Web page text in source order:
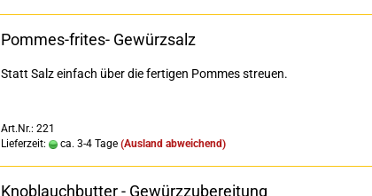
Pommes-frites- Gewürzsalz
Statt Salz einfach über die fertigen Pommes streuen.
Art.Nr.: 221
Lieferzeit:
ca. 3-4 Tage (Ausland abweichend)
Knoblauchbutter - Gewürzzubereitung